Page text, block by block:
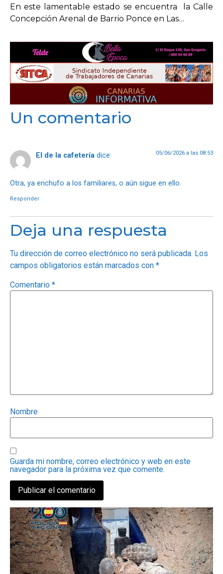
En este lamentable estado se encuentra la Calle
Concepción Arenal de Barrio Ponce en Las…
Un comentario
El de la cafetería dice: 05/06/2026 a las 08:53
Otra, ya enchufo a los familiares, o aún sigue en ello.
Responder
Deja una respuesta
Tu dirección de correo electrónico no será publicada. Los
campos obligatorios están marcados con *
Comentario *
Nombre
Guarda mi nombre, correo electrónico y web en este
navegador para la próxima vez que comente.